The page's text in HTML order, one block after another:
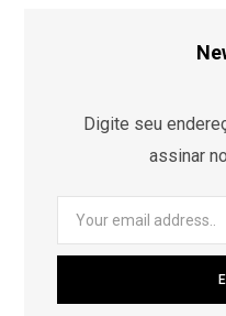
Digite seu
assinar